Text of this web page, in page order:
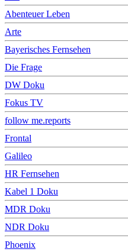
Abenteuer Leben
Arte
Bayerisches Fernsehen
Die Frage
DW Doku
Fokus TV
follow me.reports
Frontal
Galileo
HR Fernsehen
Kabel 1 Doku
MDR Doku
NDR Doku
Phoenix